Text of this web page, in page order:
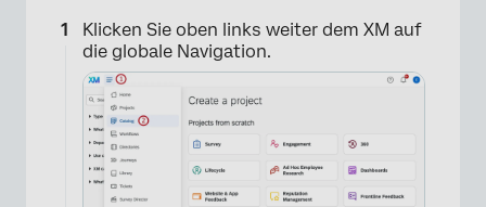
Klicken Sie oben links weiter dem XM auf
die globale Navigation.